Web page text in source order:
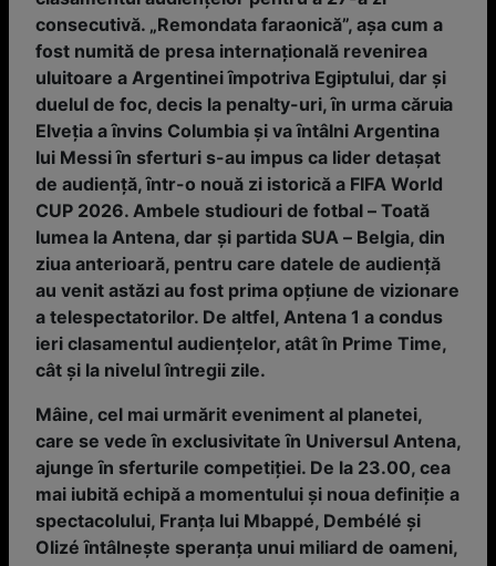
consecutivă. „Remondata faraonică”, așa cum a
fost numită de presa internaţională revenirea
uluitoare a Argentinei ȋmpotriva Egiptului, dar și
duelul de foc, decis la penalty-uri, ȋn urma căruia
Elveţia a ȋnvins Columbia și va ȋntâlni Argentina
lui Messi ȋn sferturi s-au impus ca lider detașat
de audienţă, ȋntr-o nouă zi istorică a FIFA World
CUP 2026. Ambele studiouri de fotbal – Toată
lumea la Antena, dar și partida SUA – Belgia, din
ziua anterioară, pentru care datele de audienţă
au venit astăzi au fost prima opţiune de vizionare
a telespectatorilor. De altfel, Antena 1 a condus
ieri clasamentul audienţelor, atât în Prime Time,
cât şi la nivelul întregii zile.
Mâine, cel mai urmărit eveniment al planetei,
care se vede ȋn exclusivitate ȋn Universul Antena,
ajunge ȋn sferturile competiţiei. De la 23.00, cea
mai iubită echipă a momentului și noua definiţie a
spectacolului, Franţa lui Mbappé, Dembélé și
Olizé ȋntâlnește speranţa unui miliard de oameni,